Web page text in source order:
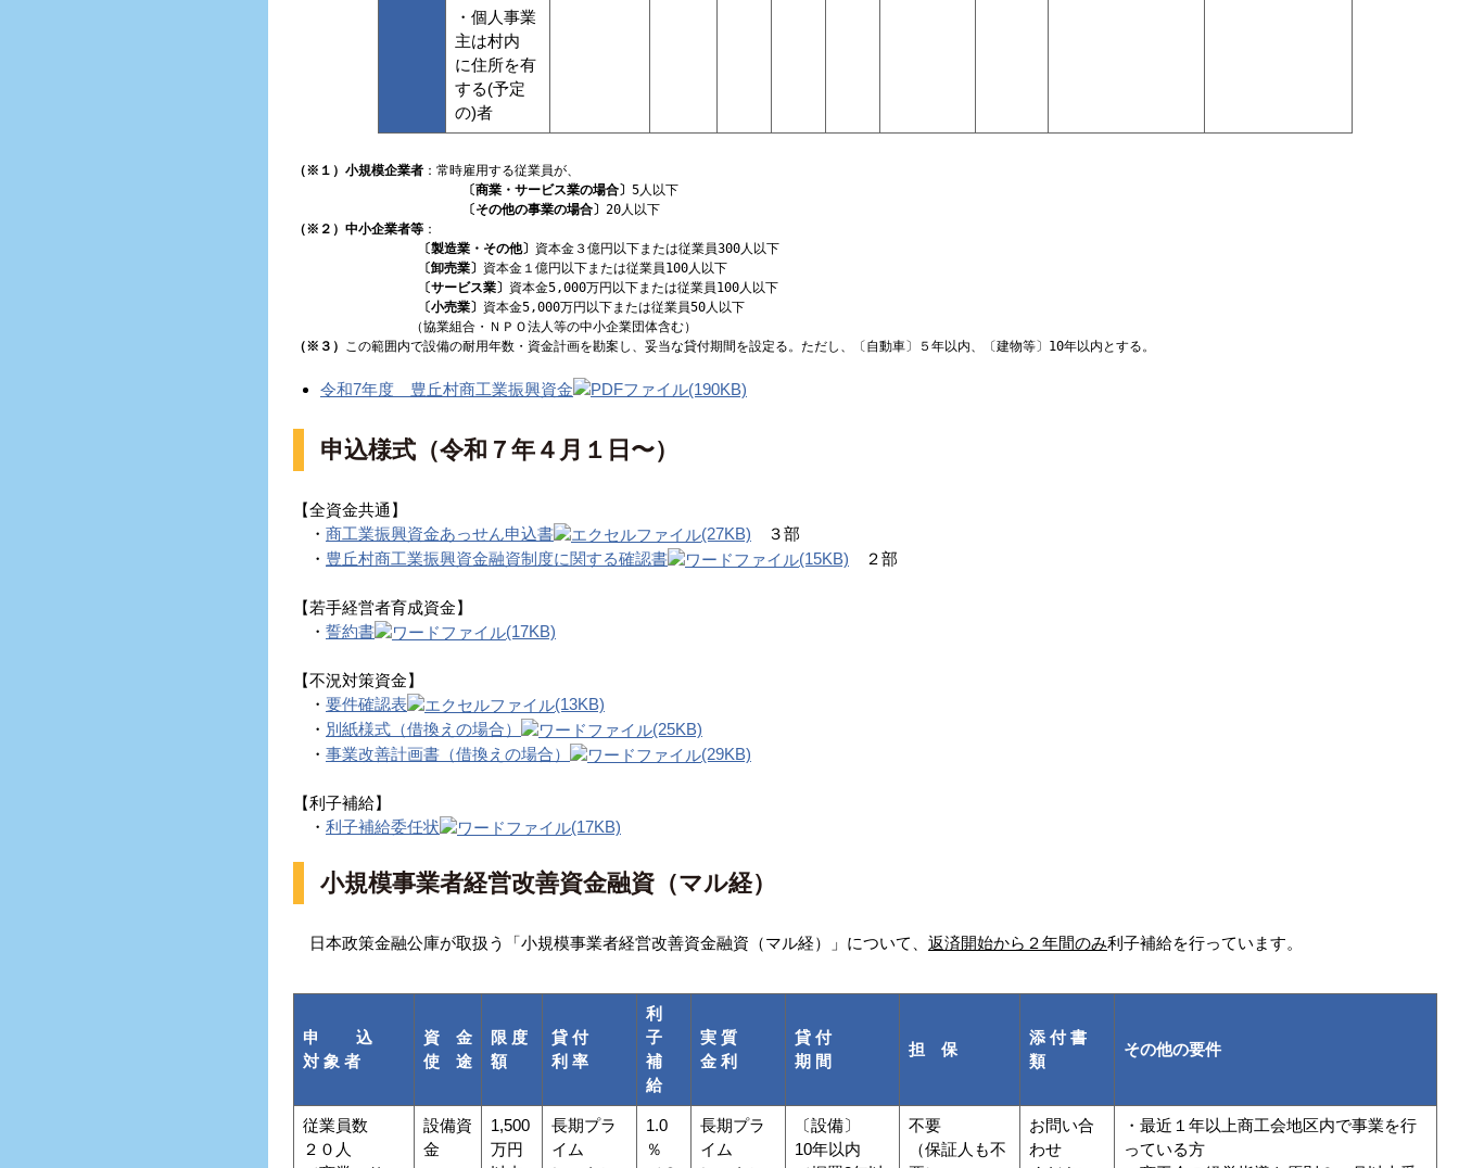
・個人事業
主は村内
に住所を有
する(予定
の)者
（※１）小規模企業者 ：常時雇用する従業員が、
〔商業・サービス業の場合〕 5人以下
〔その他の事業の場合〕 20人以下
（※２）中小企業者等 ：
〔製造業・その他〕 資本金３億円以下または従業員300人以下
〔卸売業〕 資本金１億円以下または従業員100人以下
〔サービス業〕 資本金5,000万円以下または従業員100人以下
〔小売業〕 資本金5,000万円以下または従業員50人以下
（協業組合・ＮＰＯ法人等の中小企業団体含む）
（※３） この範囲内で設備の耐用年数・資金計画を勘案し、妥当な貸付期間を設定る。ただし、〔自動車〕５年以内、〔建物等〕10年以内とする。
令和7年度 豊丘村商工業振興資金 (190KB)
申込様式（令和７年４月１日〜）
【全資金共通】
・ 商工業振興資金あっせん申込書 (27KB) ３部
・ 豊丘村商工業振興資金融資制度に関する確認書 (15KB) ２部
【若手経営者育成資金】
・ 誓約書 (17KB)
【不況対策資金】
・ 要件確認表
(13KB)
・ 別紙様式（借換えの場合）
(25KB)
・ 事業改善計画書（借換えの場合） (29KB)
【利子補給】
・ 利子補給委任状 (17KB)
小規模事業者経営改善資金融資（マル経）
日本政策金融公庫が取扱う「小規模事業者経営改善資金融資（マル経）」について、 返済開始から２年間のみ利子補給を行っています。
申 込
対 象 者
資 金
使 途
限 度
額
貸 付
利 率
利
子
補
給
実 質
金 利
貸 付
期 間
担 保
添 付 書
類
その他の要件
従業員数
２０人
設備資
金
1,500
万円
長期プラ
イム
1.0
％
長期プラ
イム
〔設備〕
10年以内
不要
（保証人も不
お問い合
わせ
・最近１年以上商工会地区内で事業を行
っている方